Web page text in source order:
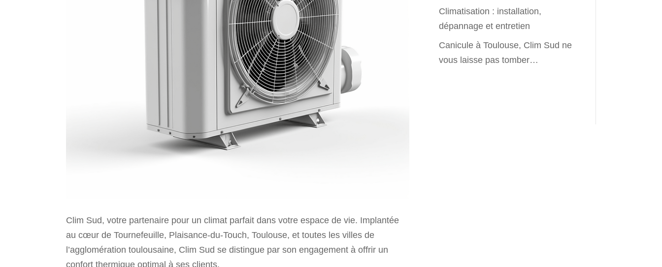
Clim Sud, votre partenaire pour un climat parfait dans votre espace de vie. Implantée
au cœur de Tournefeuille, Plaisance-du-Touch, Toulouse, et toutes les villes de
l’agglomération toulousaine, Clim Sud se distingue par son engagement à offrir un
confort thermique optimal à ses clients.
Climatisation : installation,
dépannage et entretien
Canicule à Toulouse, Clim Sud ne
vous laisse pas tomber…